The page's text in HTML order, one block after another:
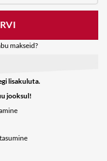
makseid?
lisakuluta.
jooksul!